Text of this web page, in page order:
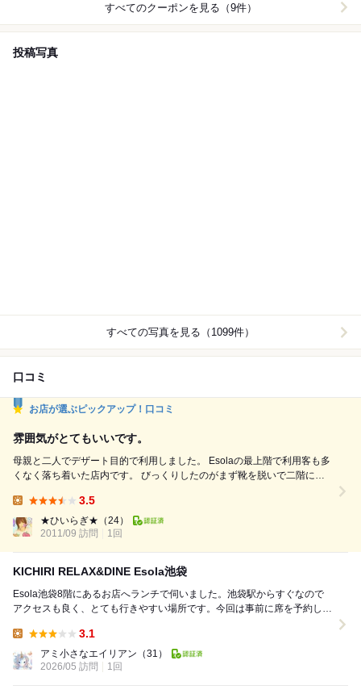
すべてのクーポンを見る（9件）
投稿写真
すべての写真を見る（1099件）
口コミ
お店が選ぶピックアップ！口コミ
雰囲気がとてもいいです。
母親と二人でデザート目的で利用しました。 Esolaの最上階で利用客も多
くなく落ち着いた店内です。 びっくりしたのがまず靴を脱いで二階に案
まいましたが家みたいでくつろげました。 まず、水ではなく温かいお茶
が出てきたのが好印象でした。 お茶の味も安物ではない味がしました。
デザート目的で行ったのですがメニューを...
3.5
★ひいらぎ★ （24）
2011/09 訪問
1回
KICHIRI RELAX&DINE Esola池袋
Esola池袋8階にあるお店へランチで伺いました。池袋駅からすぐなので
アクセスも良く、とても行きやすい場所です。今回は事前に席を予約して
3.1
アミ小さなエイリアン （31）
2026/05 訪問
1回